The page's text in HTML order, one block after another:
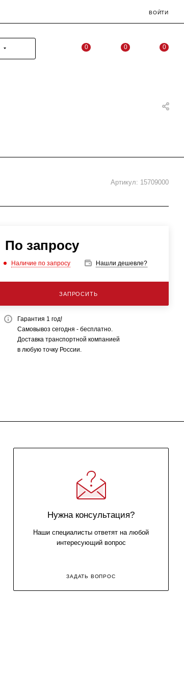
ВОЙТИ
0 0 0
Артикул: 15709000
По запросу
Наличие по запросу Нашли дешевле?
ЗАПРОСИТЬ
Гарантия 1 год!
Самовывоз сегодня - бесплатно.
Доставка транспортной компанией
в любую точку России.
Нужна консультация?
Наши специалисты ответят на любой
интересующий вопрос
ЗАДАТЬ ВОПРОС